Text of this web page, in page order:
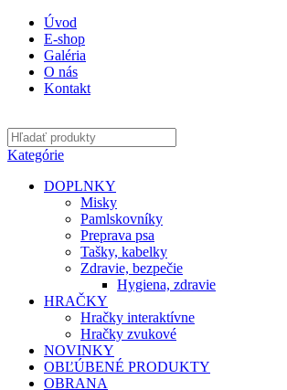
Úvod
E-shop
Galéria
O nás
Kontakt
Kategórie
DOPLNKY
Misky
Pamlskovníky
Preprava psa
Tašky, kabelky
Zdravie, bezpečie
Hygiena, zdravie
HRAČKY
Hračky interaktívne
Hračky zvukové
NOVINKY
OBĽÚBENÉ PRODUKTY
OBRANA